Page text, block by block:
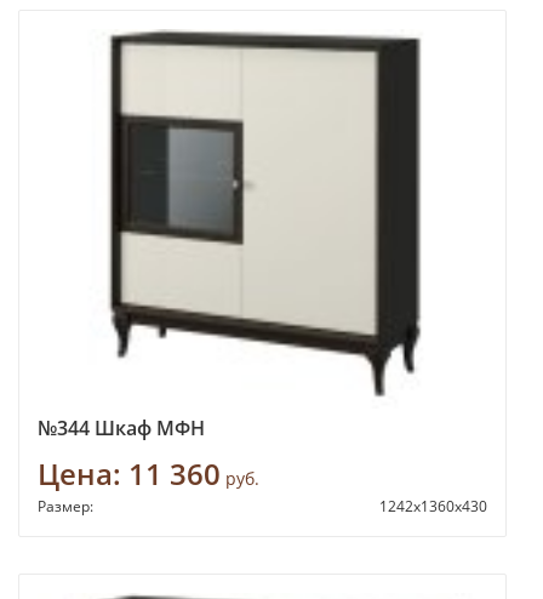
№344 Шкаф МФН
Цена: 11 360 руб.
Размер: 1242х1360х430